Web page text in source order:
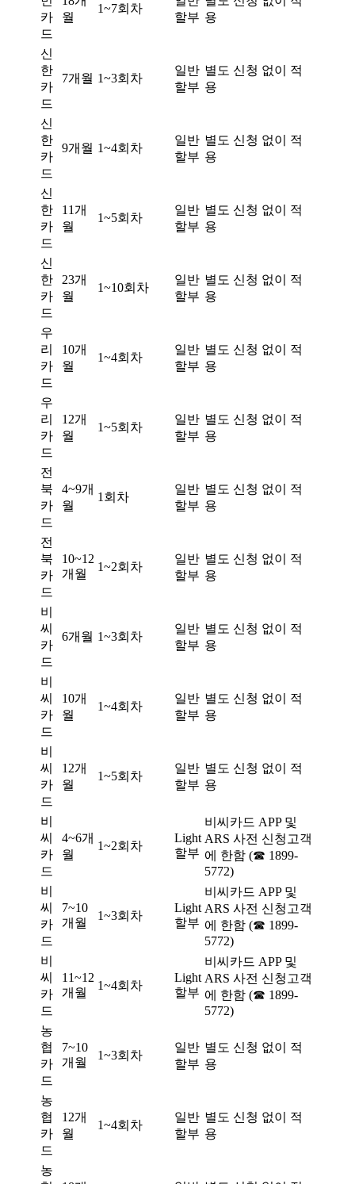
카
드
월
1~7회차
할부 용
신
한
카
드
7개월 1~3회차
일반
할부
별도 신청 없이 적
용
신
한
카
드
9개월 1~4회차
일반
할부
별도 신청 없이 적
용
신
한
카
드
11개
월
1~5회차
일반
할부
별도 신청 없이 적
용
신
한
카
드
23개
월
1~10회차
일반
할부
별도 신청 없이 적
용
우
리
카
드
10개
월
1~4회차
일반
할부
별도 신청 없이 적
용
우
리
카
드
12개
월
1~5회차
일반
할부
별도 신청 없이 적
용
전
북
카
드
4~9개
월
1회차
일반
할부
별도 신청 없이 적
용
전
북
카
드
10~12
개월
1~2회차
일반
할부
별도 신청 없이 적
용
비
씨
카
드
6개월 1~3회차
일반
할부
별도 신청 없이 적
용
비
씨
카
드
10개
월
1~4회차
일반
할부
별도 신청 없이 적
용
비
씨
카
드
12개
월
1~5회차
일반
할부
별도 신청 없이 적
용
비
씨
카
드
4~6개
월
1~2회차
Light
할부
비씨카드 APP 및
ARS 사전 신청고객
에 한함 (☎ 1899-
5772)
비
씨
카
드
7~10
개월
1~3회차
Light
할부
비씨카드 APP 및
ARS 사전 신청고객
에 한함 (☎ 1899-
5772)
비
씨
카
드
11~12
개월
1~4회차
Light
할부
비씨카드 APP 및
ARS 사전 신청고객
에 한함 (☎ 1899-
5772)
농
협
카
드
7~10
개월
1~3회차
일반
할부
별도 신청 없이 적
용
농
협
카
드
12개
월
1~4회차
일반
할부
별도 신청 없이 적
용
농